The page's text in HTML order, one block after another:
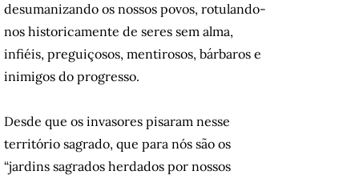
desumanizando os nossos povos, rotulando-
nos historicamente de seres sem alma,
infiéis, preguiçosos, mentirosos, bárbaros e
inimigos do progresso.
Desde que os invasores pisaram nesse
território sagrado, que para nós são os
“jardins sagrados herdados por nossos